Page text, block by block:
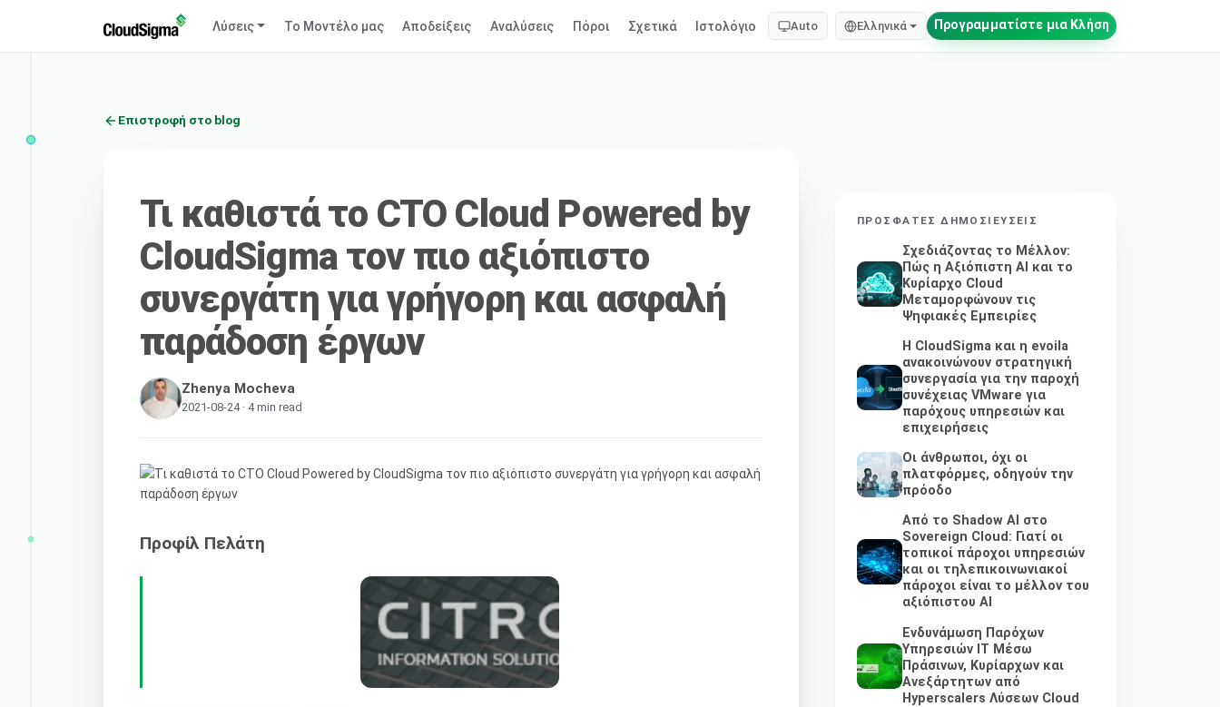
Λύσεις Το Μοντέλο μας Αποδείξεις Αναλύσεις Πόροι Σχετικά Ιστολόγιο Auto Ελληνικά Προγραμματίστε μια Κλήση
Επιστροφή στο blog
Τι καθιστά το CTO Cloud Powered by
CloudSigma τον πιο αξιόπιστο
συνεργάτη για γρήγορη και ασφαλή
παράδοση έργων
Zhenya Mocheva
2021-08-24 · 4 min read
Προφίλ Πελάτη
ΠΡΌΣΦΑΤΕΣ ΔΗΜΟΣΙΕΎΣΕΙΣ
Σχεδιάζοντας το Μέλλον:
Πώς η Αξιόπιστη AI και το
Κυρίαρχο Cloud
Μεταμορφώνουν τις
Ψηφιακές Εμπειρίες
Η CloudSigma και η evoila
ανακοινώνουν στρατηγική
συνεργασία για την παροχή
συνέχειας VMware για
παρόχους υπηρεσιών και
επιχειρήσεις
Οι άνθρωποι, όχι οι
πλατφόρμες, οδηγούν την
πρόοδο
Από το Shadow AI στο
Sovereign Cloud: Γιατί οι
τοπικοί πάροχοι υπηρεσιών
και οι τηλεπικοινωνιακοί
πάροχοι είναι το μέλλον του
αξιόπιστου AI
Ενδυνάμωση Παρόχων
Υπηρεσιών IT Μέσω
Πράσινων, Κυρίαρχων και
Ανεξάρτητων από
Hyperscalers Λύσεων Cloud